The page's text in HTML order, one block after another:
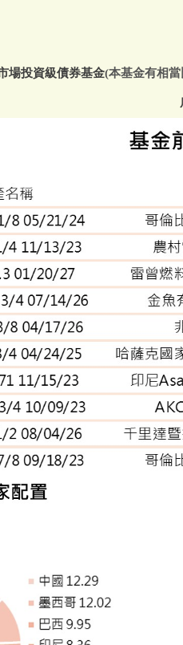
場投資級債券基金(本基金有相